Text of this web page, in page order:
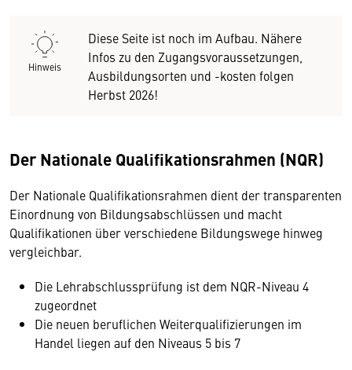
Hinweis
Diese Seite ist noch im Aufbau. Nähere
Infos zu den Zugangsvoraussetzungen,
Ausbildungsorten und -kosten folgen
Herbst 2026!
Der Nationale Qualifikationsrahmen (NQR)
Der Nationale Qualifikationsrahmen dient der transparenten
Einordnung von Bildungsabschlüssen und macht
Qualifikationen über verschiedene Bildungswege hinweg
vergleichbar.
Die Lehrabschlussprüfung ist dem NQR-Niveau 4
zugeordnet
Die neuen beruflichen Weiterqualifizierungen im
Handel liegen auf den Niveaus 5 bis 7